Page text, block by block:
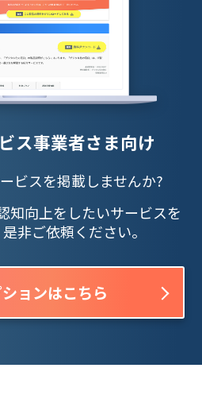
ス事業者さま向け
ビスを掲載しませんか?
知向上をしたいサービスを
非ご依頼ください。
ョンはこちら